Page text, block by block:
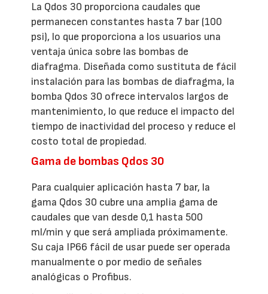
La Qdos 30 proporciona caudales que
permanecen constantes hasta 7 bar (100
psi), lo que proporciona a los usuarios una
ventaja única sobre las bombas de
diafragma. Diseñada como sustituta de fácil
instalación para las bombas de diafragma, la
bomba Qdos 30 ofrece intervalos largos de
mantenimiento, lo que reduce el impacto del
tiempo de inactividad del proceso y reduce el
costo total de propiedad.
Gama de bombas Qdos 30
Para cualquier aplicación hasta 7 bar, la
gama Qdos 30 cubre una amplia gama de
caudales que van desde 0,1 hasta 500
ml/min y que será ampliada próximamente.
Su caja IP66 fácil de usar puede ser operada
manualmente o por medio de señales
analógicas o Profibus.